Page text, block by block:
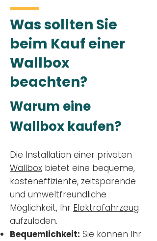
Was sollten Sie
beim Kauf einer
Wallbox
beachten?
Warum eine
Wallbox kaufen?
Die Installation einer privaten
Wallbox bietet eine bequeme,
kosteneffiziente, zeitsparende
und umweltfreundliche
Möglichkeit, Ihr Elektrofahrzeug
aufzuladen.
Bequemlichkeit: Sie können Ihr